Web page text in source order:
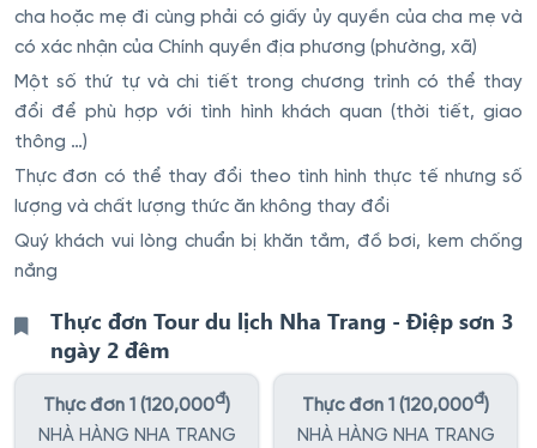
cha hoặc mẹ đi cùng phải có giấy ủy quyền của cha mẹ và
có xác nhận của Chính quyền địa phương (phường, xã)
Một số thứ tự và chi tiết trong chương trình có thể thay
đổi để phù hợp với tình hình khách quan (thời tiết, giao
thông …)
Thực đơn có thể thay đổi theo tình hình thực tế nhưng số
lượng và chất lượng thức ăn không thay đổi
Quý khách vui lòng chuẩn bị khăn tắm, đồ bơi, kem chống
nắng
Thực đơn Tour du lịch Nha Trang - Điệp sơn 3
ngày 2 đêm
Thực đơn 1 (120,000đ)
NHÀ HÀNG NHA TRANG
Thực đơn 1 (120,000đ)
NHÀ HÀNG NHA TRANG